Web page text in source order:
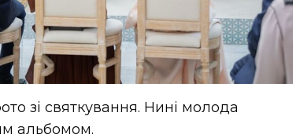
зі святкування. Нині молода
альбомом.